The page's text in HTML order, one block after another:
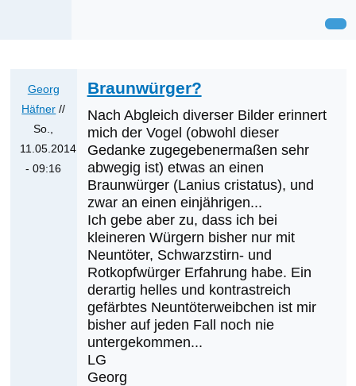
Georg
Häfner //
So.,
11.05.2014
- 09:16
Erstnachweise
Braunwürger?
Nach Abgleich diverser Bilder erinnert
mich der Vogel (obwohl dieser
Gedanke zugegebenermaßen sehr
abwegig ist) etwas an einen
Braunwürger (Lanius cristatus), und
zwar an einen einjährigen...
Ich gebe aber zu, dass ich bei
kleineren Würgern bisher nur mit
Neuntöter, Schwarzstirn- und
Rotkopfwürger Erfahrung habe. Ein
derartig helles und kontrastreich
gefärbtes Neuntöterweibchen ist mir
bisher auf jeden Fall noch nie
untergekommen...
LG
Georg